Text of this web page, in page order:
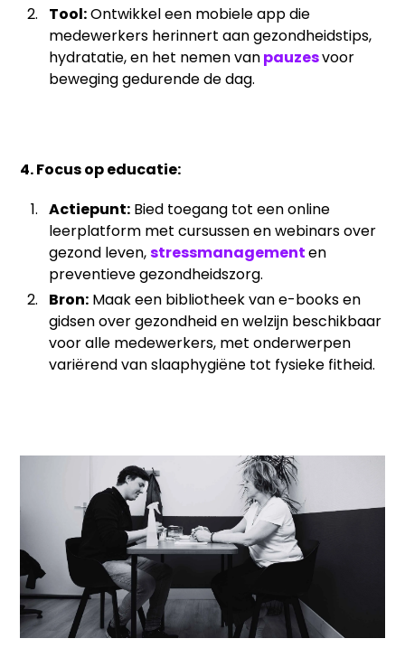
Tool:Ontwikkel een mobiele app die
medewerkers herinnert aan gezondheidstips,
hydratatie, en het nemen vanpauzesvoor
beweging gedurende de dag.
4. Focus op educatie:
Actiepunt: Bied toegang tot een online
leerplatform met cursussen en webinars over
gezond leven,stressmanagementen
preventieve gezondheidszorg.
Bron: Maak een bibliotheek van e-books en
gidsen over gezondheid en welzijn beschikbaar
voor alle medewerkers, met onderwerpen
variërend van slaaphygiëne tot fysieke fitheid.